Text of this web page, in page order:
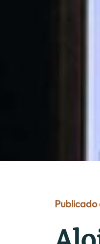
Publicado